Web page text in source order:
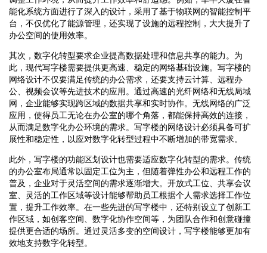
能化系统方面进行了深入的设计，采用了基于物联网的智能控制平
台，不仅优化了能源管理，还实现了设施的远程控制，大大提升了
办公空间的使用效率。
其次，数字化转型要求企业提高数据处理和信息共享的能力。为
此，现代写字楼需要提供更高速、稳定的网络基础设施。写字楼的
网络设计不仅要满足传统的办公需求，还要支持云计算、远程办
公、视频会议等先进技术的应用。通过高速的光纤网络和无线局域
网，企业能够实现跨区域的数据共享和实时协作。无线网络的广泛
应用，使得员工无论在办公室的哪个角落，都能保持高效的连接，
从而满足数字化办公环境的需求。写字楼的网络设计必须具备可扩
展性和稳定性，以应对数字化转型过程中不断增加的带宽需求。
此外，写字楼的功能区划设计也需要适应数字化转型的需求。传统
的办公室布局通常以固定工位为主，但随着弹性办公和远程工作的
普及，企业对于灵活空间的需求逐渐增大。开放式工位、共享会议
室、灵活的工作区域等设计能够帮助员工根据个人需求选择工作位
置，提升工作效率。在一些先进的写字楼中，还特别设立了创新工
作区域，如创客空间、数字化协作空间等，为团队合作和创意碰撞
提供更合适的场所。通过灵活多变的空间设计，写字楼能够更加有
效地支持数字化转型。